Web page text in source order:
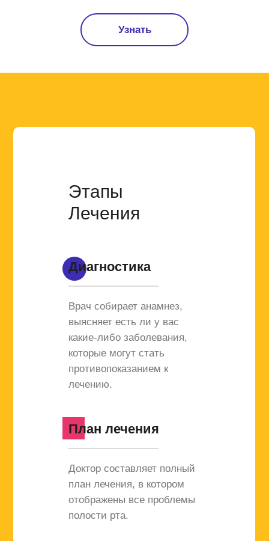
Узнать
Этапы
Лечения
Врач собирает анамнез,
выясняет есть ли у вас
какие-либо заболевания,
которые могут стать
противопоказанием к
лечению.
Доктор составляет полный
план лечения, в котором
отображены все проблемы
полости рта.
Диагностика
План лечения